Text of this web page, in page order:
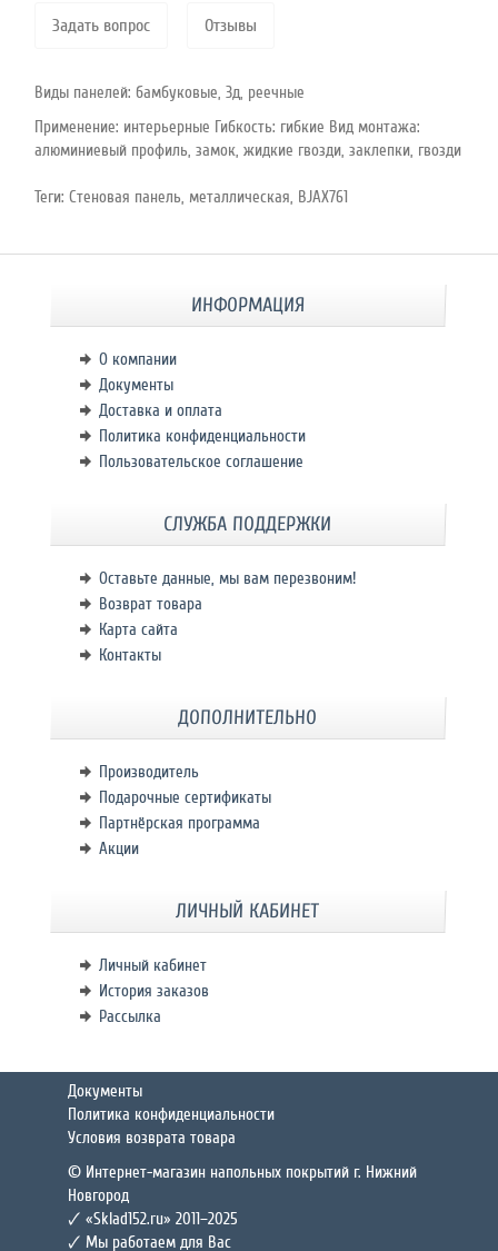
Задать вопрос Отзывы
Виды панелей: бамбуковые, 3д, реечные
Применение: интерьерные Гибкость: гибкие Вид монтажа:
алюминиевый профиль, замок, жидкие гвозди, заклепки, гвозди
Теги:Стеновая панель, металлическая, BJAX761
ИНФОРМАЦИЯ
О компании
Документы
Доставка и оплата
Политика конфиденциальности
Пользовательское соглашение
СЛУЖБА ПОДДЕРЖКИ
Оставьте данные, мы вам перезвоним!
Возврат товара
Карта сайта
Контакты
ДОПОЛНИТЕЛЬНО
Производитель
Подарочные сертификаты
Партнёрская программа
Акции
ЛИЧНЫЙ КАБИНЕТ
Личный кабинет
История заказов
Рассылка
Документы
Политика конфиденциальности
Условия возврата товара
© Интернет-магазин напольных покрытий г. Нижний
Новгород
🗸 «Sklad152.ru» 2011–2025
🗸 Мы работаем для Вас